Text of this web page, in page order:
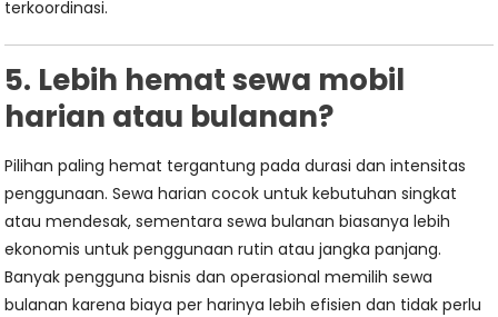
terkoordinasi.
5. Lebih hemat sewa mobil
harian atau bulanan?
Pilihan paling hemat tergantung pada durasi dan intensitas
penggunaan. Sewa harian cocok untuk kebutuhan singkat
atau mendesak, sementara sewa bulanan biasanya lebih
ekonomis untuk penggunaan rutin atau jangka panjang.
Banyak pengguna bisnis dan operasional memilih sewa
bulanan karena biaya per harinya lebih efisien dan tidak perlu